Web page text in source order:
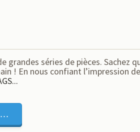
grandes séries de pièces. Sachez
! En nous confiant l’impression